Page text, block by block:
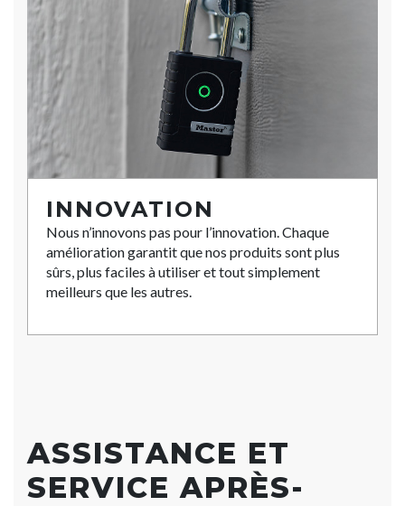
INNOVATION
Nous n’innovons pas pour l’innovation. Chaque
amélioration garantit que nos produits sont plus
sûrs, plus faciles à utiliser et tout simplement
meilleurs que les autres.
ASSISTANCE ET
SERVICE APRÈS-